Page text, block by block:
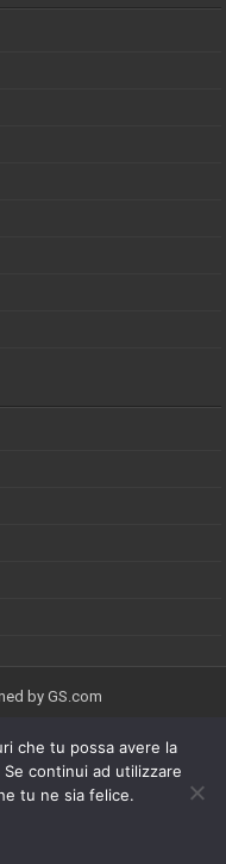
by GS.com
02008710689
della stampa n.08/2012
Piccinino
All Rights Reserved
che tu possa avere la
continui ad utilizzare
tu ne sia felice.